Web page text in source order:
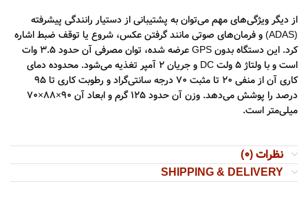
از دیگر ویژگی‌های مهم می‌توان به پشتیبانی از دستیار رانندگی پیشرفته
(ADAS) و فرمان‌های صوتی مانند گرفتن عکس، شروع یا توقف ضبط اشاره
کرد. این دستگاه بدون GPS عرضه شده، توان مصرفی آن حدود ۳.۵ وات
است و با ولتاژ ۵ ولت DC و جریان ۲ آمپر تغذیه می‌شود. محدوده دمای
کاری آن از منفی ۲۰ تا مثبت ۷۰ درجه سانتی‌گراد و رطوبت کاری تا ۹۵
درصد را پوشش می‌دهد. وزن آن حدود ۱۲۵ گرم و ابعاد آن ۹۰×۸۸×۷۰
میلی‌متر است.
نظرات (0)
SHIPPING & DELIVERY